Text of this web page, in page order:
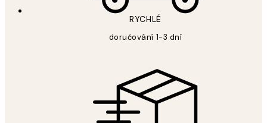
RYCHLÉ
doručování 1-3 dní